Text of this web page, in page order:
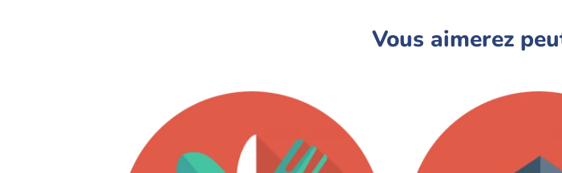
Vous aimerez